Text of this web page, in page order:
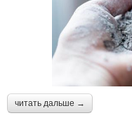
читать дальше →